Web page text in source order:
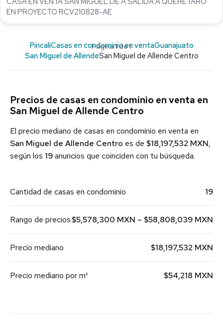
EN PROYECTO RCV210828-AE
Página 1 de 1
PincaliCasas en condominio en ventaGuanajuato
San Miguel de AllendeSan Miguel de Allende Centro
Precios de casas en condominio en venta en
San Miguel de Allende Centro
El precio mediano de casas en condominio en venta en
San Miguel de Allende Centro es de $18,197,532 MXN,
según los 19anuncios que coinciden con tu búsqueda.
Cantidad de casas en condominio 19
Rango de precios$5,578,300 MXN – $58,808,039 MXN
Precio mediano $18,197,532 MXN
Precio mediano por m² $54,218 MXN